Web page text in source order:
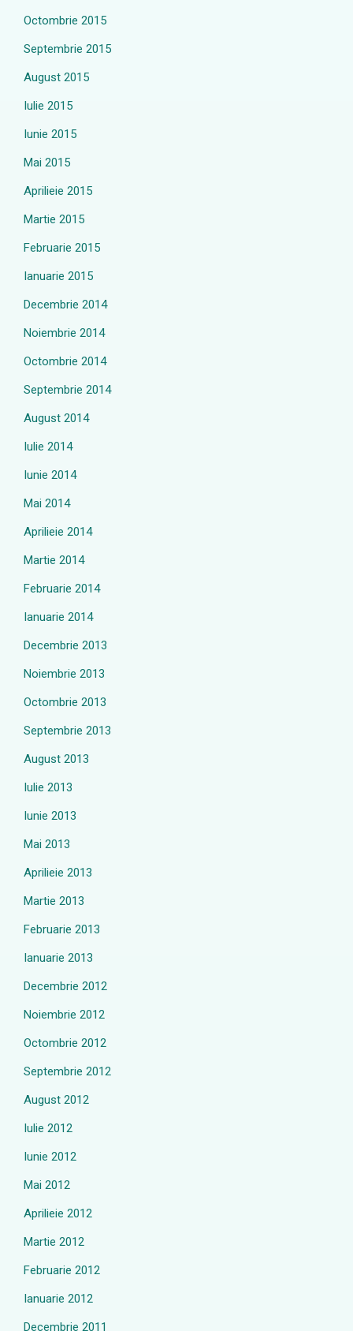
Octombrie 2015
Septembrie 2015
August 2015
Iulie 2015
Iunie 2015
Mai 2015
Aprilieie 2015
Martie 2015
Februarie 2015
Ianuarie 2015
Decembrie 2014
Noiembrie 2014
Octombrie 2014
Septembrie 2014
August 2014
Iulie 2014
Iunie 2014
Mai 2014
Aprilieie 2014
Martie 2014
Februarie 2014
Ianuarie 2014
Decembrie 2013
Noiembrie 2013
Octombrie 2013
Septembrie 2013
August 2013
Iulie 2013
Iunie 2013
Mai 2013
Aprilieie 2013
Martie 2013
Februarie 2013
Ianuarie 2013
Decembrie 2012
Noiembrie 2012
Octombrie 2012
Septembrie 2012
August 2012
Iulie 2012
Iunie 2012
Mai 2012
Aprilieie 2012
Martie 2012
Februarie 2012
Ianuarie 2012
Decembrie 2011